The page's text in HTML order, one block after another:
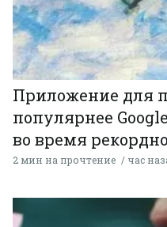
Приложение для
популярнее
во время
2 мин на прочтение час